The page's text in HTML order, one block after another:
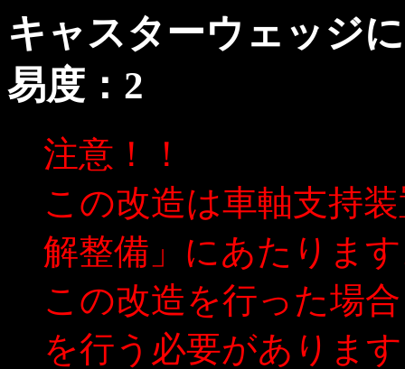
キャスターウェッジ
易度：2
注意！！
この改造は車軸支持
解整備」にあたりま
この改造を行った場
を行う必要がありま